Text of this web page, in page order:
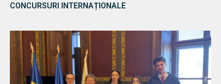
CONCURSURI INTERNAȚIONALE